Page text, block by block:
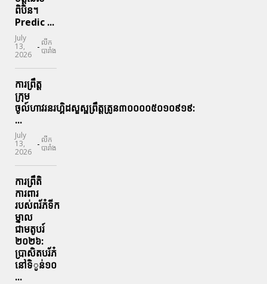
ពិបិន។
Predic ...
July
13,
2026
- លីក
បារាំង
ការព្រឹត្ត
ក្រុម
ចូល៍ហាវរនរហ្គិដសួស្ផព្រឹត្តត្រូន៣០០០០៥០១០៩១៩:
...
July
13,
2026
- លីក
បារាំង
ការព្រឹតិ
ការពារ
របស់ពរ័ភ៎ទីក
ម្នាល
ជាមតូបរ៍
២០២៦:
ប្រាសិតបរ័ភ៎
នៅទិូន់១០
...